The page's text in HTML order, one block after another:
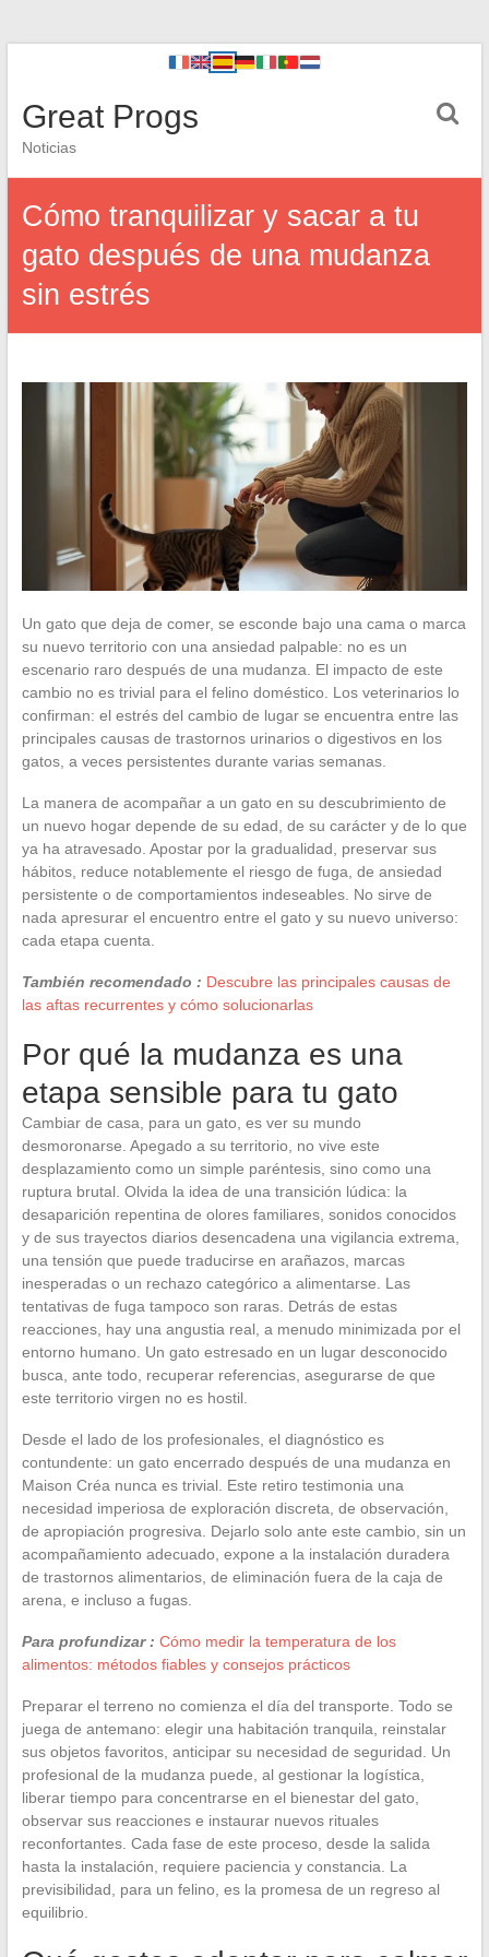
Great Progs
Noticias
Cómo tranquilizar y sacar a tu
gato después de una mudanza
sin estrés
Un gato que deja de comer, se esconde bajo una cama o marca
su nuevo territorio con una ansiedad palpable: no es un
escenario raro después de una mudanza. El impacto de este
cambio no es trivial para el felino doméstico. Los veterinarios lo
confirman: el estrés del cambio de lugar se encuentra entre las
principales causas de trastornos urinarios o digestivos en los
gatos, a veces persistentes durante varias semanas.
La manera de acompañar a un gato en su descubrimiento de
un nuevo hogar depende de su edad, de su carácter y de lo que
ya ha atravesado. Apostar por la gradualidad, preservar sus
hábitos, reduce notablemente el riesgo de fuga, de ansiedad
persistente o de comportamientos indeseables. No sirve de
nada apresurar el encuentro entre el gato y su nuevo universo:
cada etapa cuenta.
También recomendado : Descubre las principales causas de
las aftas recurrentes y cómo solucionarlas
Por qué la mudanza es una
etapa sensible para tu gato
Cambiar de casa, para un gato, es ver su mundo
desmoronarse. Apegado a su territorio, no vive este
desplazamiento como un simple paréntesis, sino como una
ruptura brutal. Olvida la idea de una transición lúdica: la
desaparición repentina de olores familiares, sonidos conocidos
y de sus trayectos diarios desencadena una vigilancia extrema,
una tensión que puede traducirse en arañazos, marcas
inesperadas o un rechazo categórico a alimentarse. Las
tentativas de fuga tampoco son raras. Detrás de estas
reacciones, hay una angustia real, a menudo minimizada por el
entorno humano. Un gato estresado en un lugar desconocido
busca, ante todo, recuperar referencias, asegurarse de que
este territorio virgen no es hostil.
Desde el lado de los profesionales, el diagnóstico es
contundente: un gato encerrado después de una mudanza en
Maison Créa nunca es trivial. Este retiro testimonia una
necesidad imperiosa de exploración discreta, de observación,
de apropiación progresiva. Dejarlo solo ante este cambio, sin un
acompañamiento adecuado, expone a la instalación duradera
de trastornos alimentarios, de eliminación fuera de la caja de
arena, e incluso a fugas.
Para profundizar : Cómo medir la temperatura de los
alimentos: métodos fiables y consejos prácticos
Preparar el terreno no comienza el día del transporte. Todo se
juega de antemano: elegir una habitación tranquila, reinstalar
sus objetos favoritos, anticipar su necesidad de seguridad. Un
profesional de la mudanza puede, al gestionar la logística,
liberar tiempo para concentrarse en el bienestar del gato,
observar sus reacciones e instaurar nuevos rituales
reconfortantes. Cada fase de este proceso, desde la salida
hasta la instalación, requiere paciencia y constancia. La
previsibilidad, para un felino, es la promesa de un regreso al
equilibrio.